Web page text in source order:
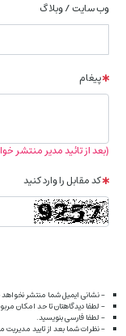
وب سایت / وبلاگ
پیغام
(بعد از تائید مدیر منتشر
کد مقابل را وارد کنید
- نشانی ایمیل شما منتشر
- لطفا دیدگاهتان تا حد امکان
- لطفا فارسی بنویسید.
- نظرات شما بعد از تایید